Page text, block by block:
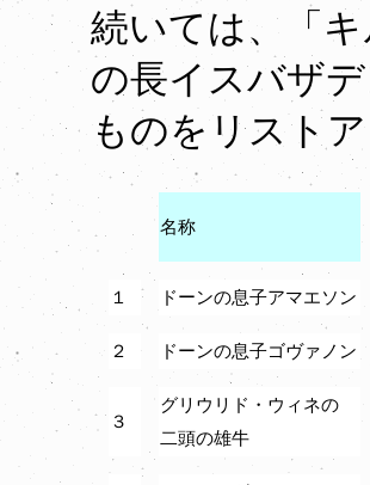
続いては、「
の長イスバザ
ものをリストア
名称
１ ドーンの息子アマエソン
２ ドーンの息子ゴヴァノン
３
グリウリド・ウィネの
二頭の雄牛